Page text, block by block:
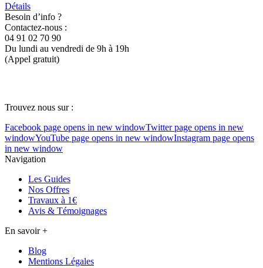
Détails
Besoin d’info ?
Contactez-nous :
04 91 02 70 90
Du lundi au vendredi de 9h à 19h
(Appel gratuit)
Trouvez nous sur :
Facebook page opens in new windowTwitter page opens in new
windowYouTube page opens in new windowInstagram page opens
in new window
Navigation
Les Guides
Nos Offres
Travaux à 1€
Avis & Témoignages
En savoir +
Blog
Mentions Légales